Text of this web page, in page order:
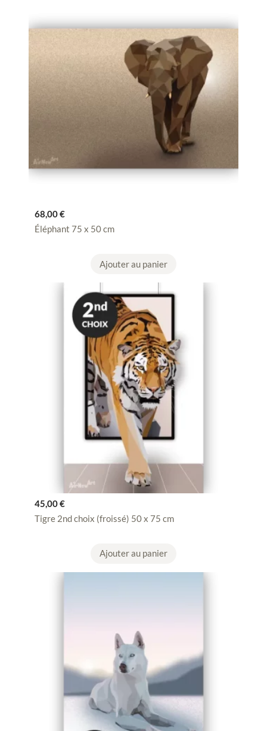
68,00€
Éléphant 75 x 50 cm
Ajouter au panier
45,00€
Tigre 2nd choix (froissé) 50 x 75 cm
Ajouter au panier